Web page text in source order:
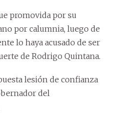
promovida por su
por calumnia, luego de
lo haya acusado de ser
de Rodrigo Quintana.
lesión de confianza
del